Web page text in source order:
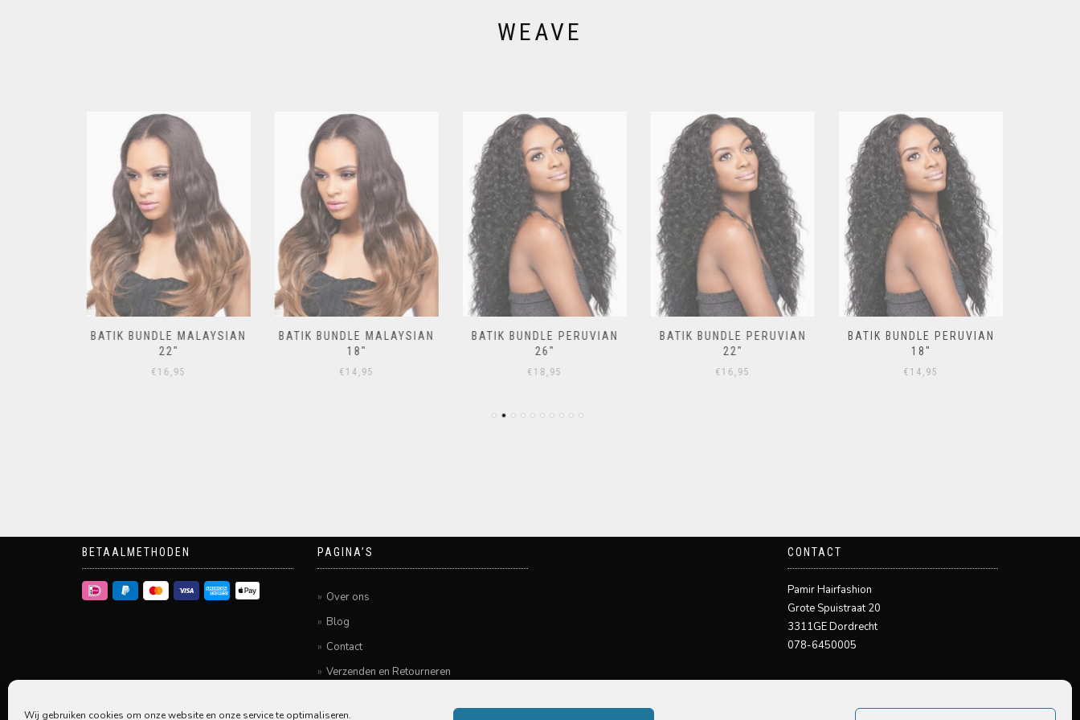
Wij gebruiken cookies om onze website en onze service te optimaliseren.
WEAVE
BATIK BUNDLE MALAYSIAN
22″
€16,95
BATIK BUNDLE MALAYSIAN
18″
€14,95
BATIK BUNDLE PERUVIAN
26″
€18,95
BATIK BUNDLE PERUVIAN
22″
€16,95
BATIK BUNDLE PERUVIAN
18″
€14,95
BETAALMETHODEN PAGINA’S
Over ons
Blog
Contact
Verzenden en Retourneren
CONTACT
Pamir Hairfashion
Grote Spuistraat 20
3311GE Dordrecht
078-6450005